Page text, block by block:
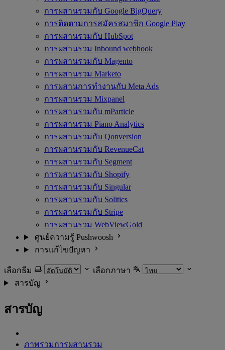
การผสานรวมกับ Google BigQuery
การติดตามการสมัครสมาชิก Google Play
การผสานรวมกับ HubSpot
การผสานรวม Inbound webhook
การผสานรวมกับ Magento
การผสานรวม Marketo
การผสานการทำงานกับ Meta Ads
การผสานรวม Mixpanel
การผสานรวมกับ mParticle
การผสานรวม Piano Analytics
การผสานรวมกับ Qonversion
การผสานรวมกับ RevenueCat
การผสานรวมกับ Segment
การผสานรวมกับ Shopify
การผสานรวมกับ Singular
การผสานรวมกับ Solitics
การผสานรวมกับ Stripe
การผสานรวม WebViewGold
ศูนย์ความรู้ Pushwoosh
การแก้ไขปัญหา
เลือกธีม
เลือกภาษา
สารบัญ
สารบัญ
ภาพรวมการผสานรวม